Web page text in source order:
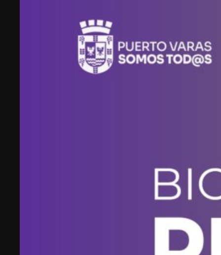
acelerada por 500 Startups en Silicon Valley.